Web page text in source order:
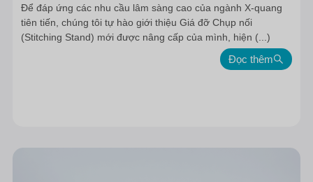
Để đáp ứng các nhu cầu lâm sàng cao của ngành X-quang
tiên tiến, chúng tôi tự hào giới thiệu Giá đỡ Chụp nối
(Stitching Stand) mới được nâng cấp của mình, hiện (...)
Đọc thêm